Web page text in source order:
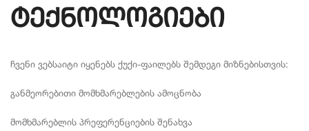
ტექნოლოგიები
ჩვენი ვებსაიტი იყენებს ქუქი-ფაილებს შემდეგი მიზნებისთვის:
განმეორებითი მომხმარებლების ამოცნობა
მომხმარებლის პრეფერენციების შენახვა